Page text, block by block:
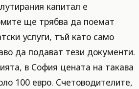
капитал е
ще трябва да поемат
услуги, тъй като само
да подават тези документи.
в София цената на такава
100 евро. Счетоводителите,